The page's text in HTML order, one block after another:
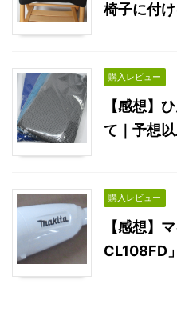
椅子に付
購入レビュー
【感想】
て｜予想
購入レビュー
【感想】
CL108FD